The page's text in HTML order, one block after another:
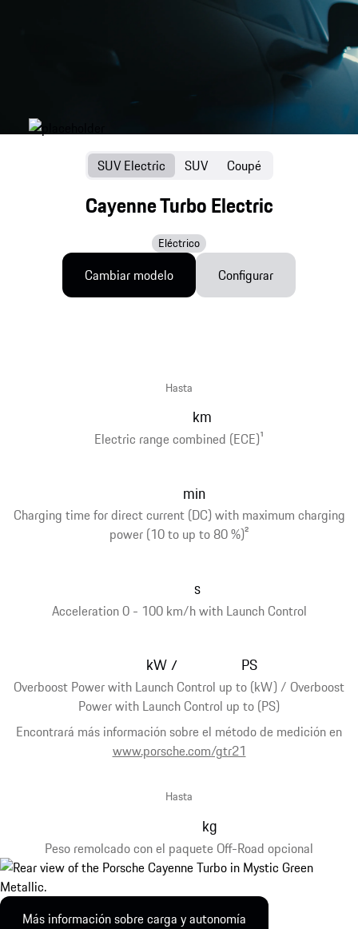
Cayenne Turbo Electric
Eléctrico
SUV Electric SUV Coupé
Cambiar modelo Configurar
Electric range combined (ECE)1
Hasta
km
Charging time for direct current (DC) with maximum charging
power (10 to up to 80 %)2
min
Acceleration 0 - 100 km/h with Launch Control
s
Overboost Power with Launch Control up to (kW) / Overboost
Power with Launch Control up to (PS)
Encontrará más información sobre el método de medición en
www.porsche.com/gtr21
kW / PS
Peso remolcado con el paquete Off-Road opcional
Hasta
kg
Más información sobre carga y autonomía